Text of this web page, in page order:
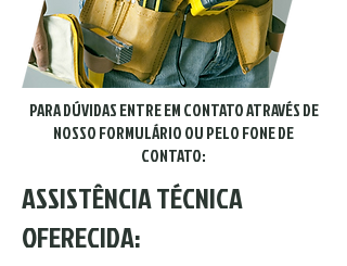
PARA DÚVIDAS ENTRE EM CONTATO ATRAVÉS DE
NOSSO FORMULÁRIO OU PELO FONE DE
CONTATO:
ASSISTÊNCIA TÉCNICA
OFERECIDA: